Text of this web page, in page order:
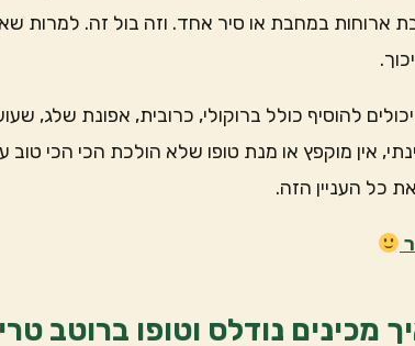
ארוחות במחבת או סיר אחד. וזה בול זה.
להוסיף כולל ברוקולי, כרובית, אפונת שלג,
אין מוקפץ או מנת טופו שלא הולכת הכי הכי טוב
כל העניין הזה.